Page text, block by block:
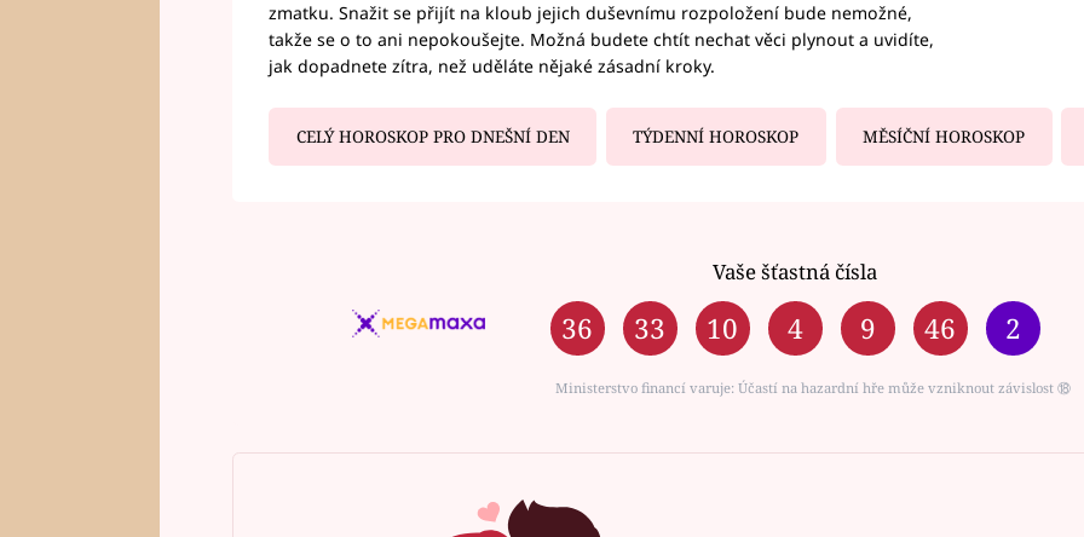
zmatku. Snažit se přijít na kloub jejich duševnímu rozpoložení bude nemožné,
takže se o to ani nepokoušejte. Možná budete chtít nechat věci plynout a uvidíte,
jak dopadnete zítra, než uděláte nějaké zásadní kroky.
CELÝ HOROSKOP PRO DNEŠNÍ DEN TÝDENNÍ HOROSKOP MĚSÍČNÍ HOROSKOP
Vaše šťastná čísla
36 33 10 4 9 46 2
Ministerstvo financí varuje: Účastí na hazardní hře může vzniknout závislost ⑱